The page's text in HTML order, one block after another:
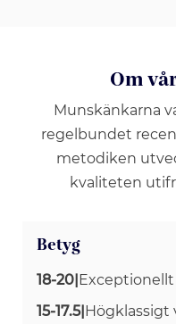
Om
Munskänkarna
regelbundet
metodiken
kvaliteten
Betyg
18-20|Exceptionellt
15-17.5|Högklassigt